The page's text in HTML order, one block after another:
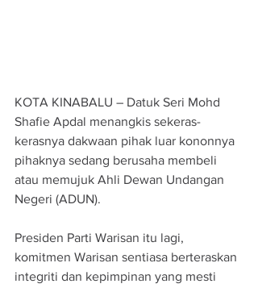
KOTA KINABALU – Datuk Seri Mohd
Shafie Apdal menangkis sekeras-
kerasnya dakwaan pihak luar kononnya
pihaknya sedang berusaha membeli
atau memujuk Ahli Dewan Undangan
Negeri (ADUN).
Presiden Parti Warisan itu lagi,
komitmen Warisan sentiasa berteraskan
integriti dan kepimpinan yang mesti